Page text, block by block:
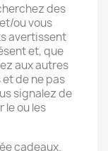
des
ou vous
avertissent
et, que
aux autres
de ne pas
signalez de
le ou les
cadeaux.